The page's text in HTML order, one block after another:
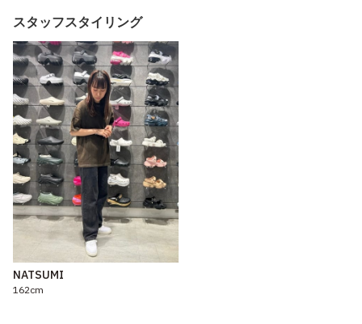
スタッフスタイリング
NATSUMI
162cm